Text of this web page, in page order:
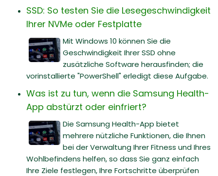
SSD: So testen Sie die Lesegeschwindigkeit
Ihrer NVMe oder Festplatte
Mit Windows 10 können Sie die
Geschwindigkeit Ihrer SSD ohne
zusätzliche Software herausfinden; die
vorinstallierte "PowerShell" erledigt diese Aufgabe.
Was ist zu tun, wenn die Samsung Health-
App abstürzt oder einfriert?
Die Samsung Health-App bietet
mehrere nützliche Funktionen, die Ihnen
bei der Verwaltung Ihrer Fitness und Ihres
Wohlbefindens helfen, so dass Sie ganz einfach
Ihre Ziele festlegen, Ihre Fortschritte überprüfen